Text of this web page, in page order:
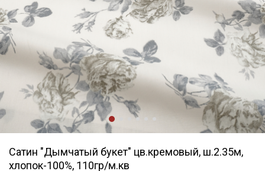
Сатин "Дымчатый букет" цв.кремовый, ш.2.35м,
хлопок-100%, 110гр/м.кв